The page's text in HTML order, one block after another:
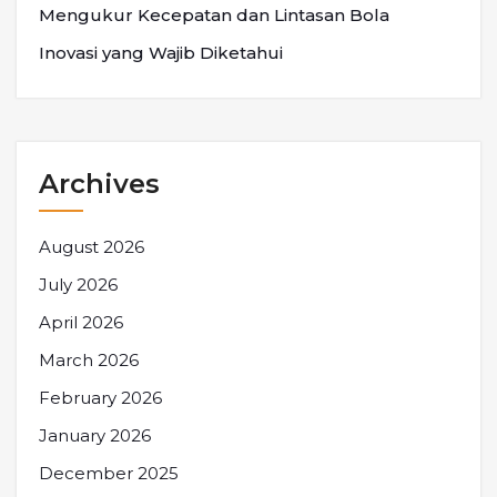
Mengukur Kecepatan dan Lintasan Bola
Inovasi yang Wajib Diketahui
Archives
August 2026
July 2026
April 2026
March 2026
February 2026
January 2026
December 2025